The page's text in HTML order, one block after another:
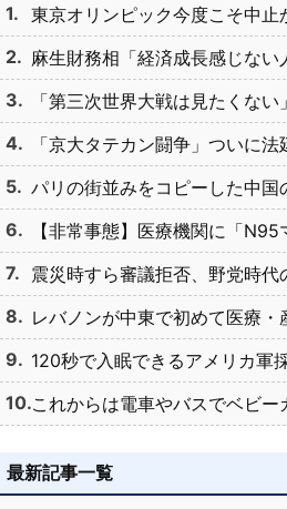
東京オリンピック今度こそ中
麻生財務相「経済成長感じな
「第三次世界大戦は見たくな
「京大タテカン闘争」ついに
パリの街並みをコピーした中国
【非常事態】医療機関に「
震災時すら審議拒否、野党時代
レバノンが中東で初めて医療
120秒で入眠できるアメリカ軍
これからは電車やバスでベビー
最新記事一覧